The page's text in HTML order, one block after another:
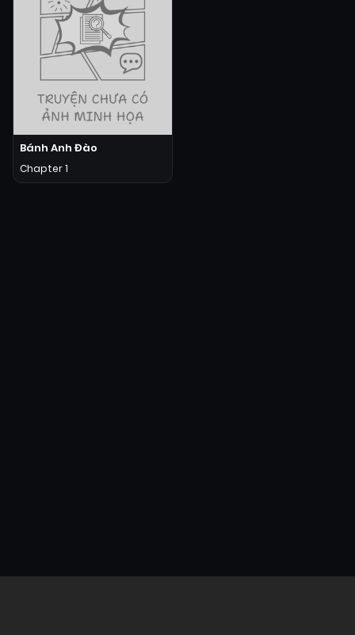
Bánh Anh Đào
Chapter 1